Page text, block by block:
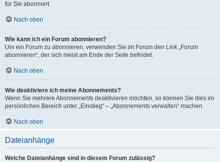
für Sie abonniert.
Nach oben
Wie kann ich ein Forum abonnieren?
Um ein Forum zu abonnieren, verwenden Sie im Forum den Link „Forum
abonnieren“, der sich meist am Ende der Seite befindet.
Nach oben
Wie deaktiviere ich meine Abonnements?
Wenn Sie mehrere Abonnements deaktivieren möchten, so können Sie dies im
persönlichen Bereich unter „Einstieg“ – „Abonnements verwalten“ machen.
Nach oben
Dateianhänge
Welche Dateianhänge sind in diesem Forum zulässig?